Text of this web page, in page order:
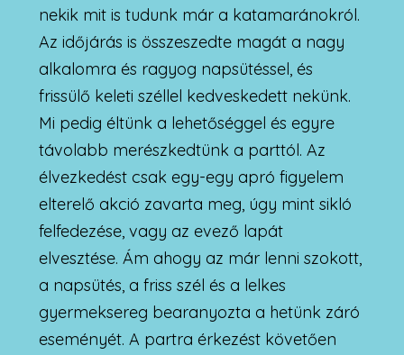
nekik mit is tudunk már a katamaránokról.
Az időjárás is összeszedte magát a nagy
alkalomra és ragyog napsütéssel, és
frissülő keleti széllel kedveskedett nekünk.
Mi pedig éltünk a lehetőséggel és egyre
távolabb merészkedtünk a parttól. Az
élvezkedést csak egy-egy apró figyelem
elterelő akció zavarta meg, úgy mint sikló
felfedezése, vagy az evező lapát
elvesztése. Ám ahogy az már lenni szokott,
a napsütés, a friss szél és a lelkes
gyermeksereg bearanyozta a hetünk záró
eseményét. A partra érkezést követően